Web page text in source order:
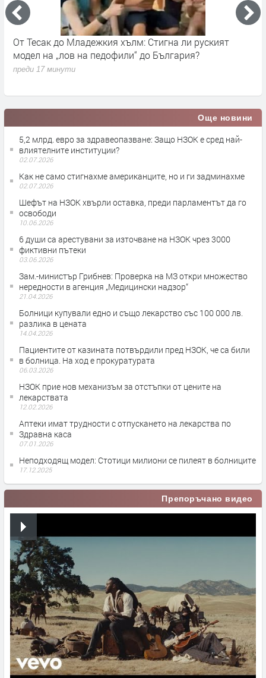
От Тесак до Младежкия хълм: Стигна ли руският
модел на „лов на педофили“ до България?
преди 17 минути
Още новини
5,2 млрд. евро за здравеопазване: Защо НЗОК е сред най-
влиятелните институции?
02.07.2026
Как не само стигнахме американците, но и ги задминахме
02.07.2026
Шефът на НЗОК хвърли оставка, преди парламентът да го
освободи
10.06.2026
6 души са арестувани за източване на НЗОК чрез 3000
фиктивни пътеки
03.06.2026
Зам.-министър Грибнев: Проверка на МЗ откри множество
нередности в агенция „Медицински надзор“
21.04.2026
Болници купували едно и също лекарство със 100 000 лв.
разлика в цената
14.04.2026
Пациентите от казината потвърдили пред НЗОК, че са били
в болница. На ход е прокуратурата
06.03.2026
НЗОК прие нов механизъм за отстъпки от цените на
лекарствата
12.02.2026
Аптеки имат трудности с отпускането на лекарства по
Здравна каса
07.01.2026
Неподходящ модел: Стотици милиони се пилеят в болниците
17.12.2025
Препоръчано видео